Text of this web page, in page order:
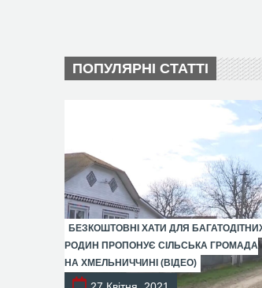
ПОПУЛЯРНІ СТАТТІ
БЕЗКОШТОВНІ ХАТИ ДЛЯ
РОДИН ПРОПОНУЄ СІЛЬСЬКА ГРОМАДА
НА ХМЕЛЬНИЧЧИНІ (ВІДЕО)